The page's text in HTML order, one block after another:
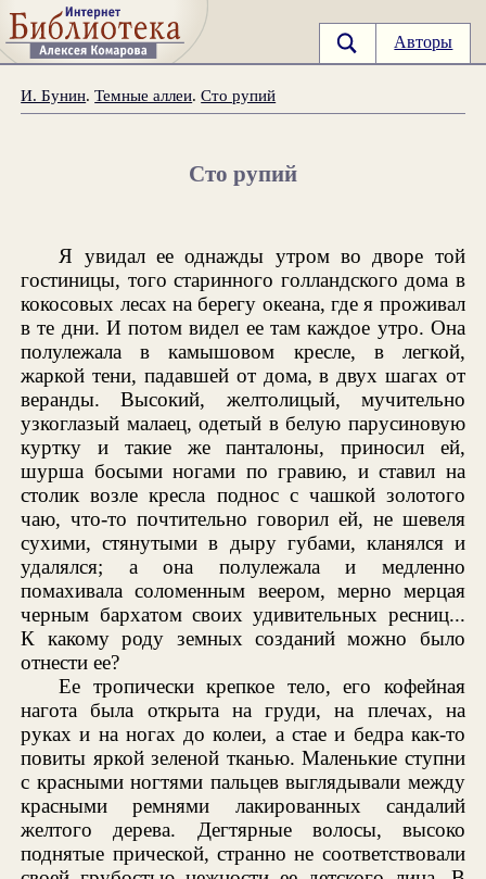
Авторы
И. Бунин.Темные аллеи.Сто рупий
Сто рупий
Я увидал ее однажды утром во дворе той
гостиницы, того старинного голландского дома в
кокосовых лесах на берегу океана, где я проживал
в те дни. И потом видел ее там каждое утро. Она
полулежала в камышовом кресле, в легкой,
жаркой тени, падавшей от дома, в двух шагах от
веранды. Высокий, желтолицый, мучительно
узкоглазый малаец, одетый в белую парусиновую
куртку и такие же панталоны, приносил ей,
шурша босыми ногами по гравию, и ставил на
столик возле кресла поднос с чашкой золотого
чаю, что-то почтительно говорил ей, не шевеля
сухими, стянутыми в дыру губами, кланялся и
удалялся; а она полулежала и медленно
помахивала соломенным веером, мерно мерцая
черным бархатом своих удивительных ресниц...
К какому роду земных созданий можно было
отнести ее?
Ее тропически крепкое тело, его кофейная
нагота была открыта на груди, на плечах, на
руках и на ногах до колеи, а стае и бедра как-то
повиты яркой зеленой тканью. Маленькие ступни
с красными ногтями пальцев выглядывали между
красными ремнями лакированных сандалий
желтого дерева. Дегтярные волосы, высоко
поднятые прической, странно не соответствовали